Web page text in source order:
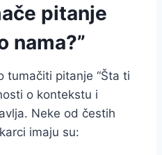
pitanje
nama?”
tumačiti pitanje “Šta ti
o kontekstu i
Neke od čestih
imaju su: